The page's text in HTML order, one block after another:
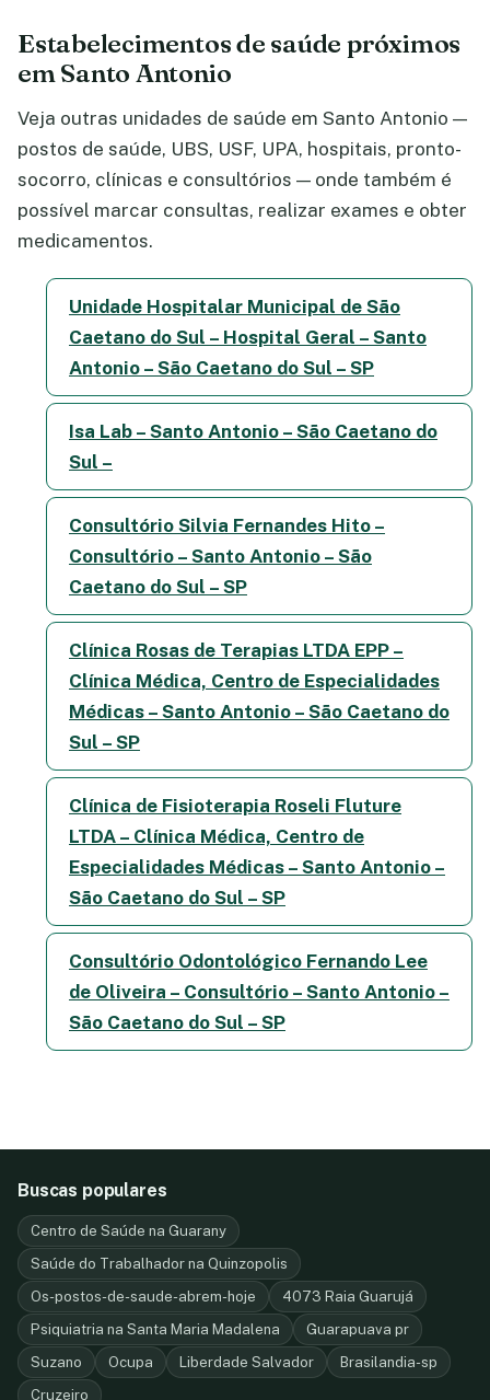
Estabelecimentos de saúde próximos
em Santo Antonio
Veja outras unidades de saúde em Santo Antonio —
postos de saúde, UBS, USF, UPA, hospitais, pronto-
socorro, clínicas e consultórios — onde também é
possível marcar consultas, realizar exames e obter
medicamentos.
Unidade Hospitalar Municipal de São
Caetano do Sul – Hospital Geral – Santo
Antonio – São Caetano do Sul – SP
Isa Lab – Santo Antonio – São Caetano do
Sul –
Consultório Silvia Fernandes Hito –
Consultório – Santo Antonio – São
Caetano do Sul – SP
Clínica Rosas de Terapias LTDA EPP –
Clínica Médica, Centro de Especialidades
Médicas – Santo Antonio – São Caetano do
Sul – SP
Clínica de Fisioterapia Roseli Fluture
LTDA – Clínica Médica, Centro de
Especialidades Médicas – Santo Antonio –
São Caetano do Sul – SP
Consultório Odontológico Fernando Lee
de Oliveira – Consultório – Santo Antonio –
São Caetano do Sul – SP
Buscas populares
Centro de Saúde na Guarany
Saúde do Trabalhador na Quinzopolis
Os-postos-de-saude-abrem-hoje
4073 Raia Guarujá
Psiquiatria na Santa Maria Madalena
Guarapuava pr
Suzano
Ocupa Liberdade Salvador
Brasilandia-sp
Cruzeiro